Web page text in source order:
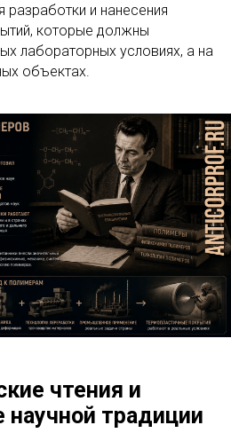
разработки и нанесения
которые должны
лабораторных условиях, а на
объектах.
чтения и
традиции